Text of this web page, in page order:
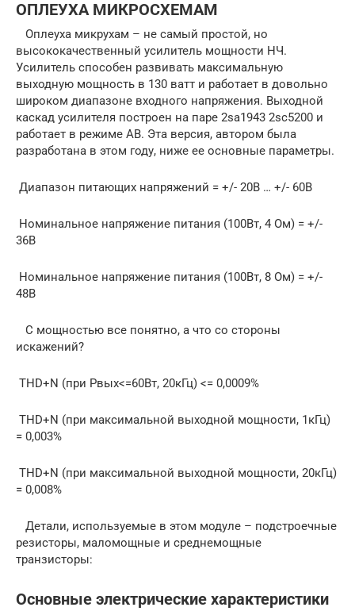
ОПЛЕУХА МИКРОСХЕМАМ
Оплеуха микрухам – не самый простой, но
высококачественный усилитель мощности НЧ.
Усилитель способен развивать максимальную
выходную мощность в 130 ватт и работает в довольно
широком диапазоне входного напряжения. Выходной
каскад усилителя построен на паре 2sa1943 2sc5200 и
работает в режиме АВ. Эта версия, автором была
разработана в этом году, ниже ее основные параметры.
Диапазон питающих напряжений = +/- 20В … +/- 60В
Номинальное напряжение питания (100Вт, 4 Ом) = +/-
36В
Номинальное напряжение питания (100Вт, 8 Ом) = +/-
48В
С мощностью все понятно, а что со стороны
искажений?
THD+N (при Pвых<=60Вт, 20кГц) <= 0,0009%
THD+N (при максимальной выходной мощности, 1кГц)
= 0,003%
THD+N (при максимальной выходной мощности, 20кГц)
= 0,008%
Детали, используемые в этом модуле – подстроечные
резисторы, маломощные и среднемощные
транзисторы:
Основные электрические характеристики